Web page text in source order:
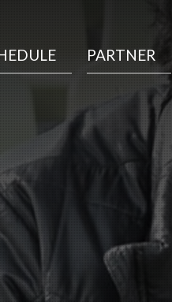
PARTNER